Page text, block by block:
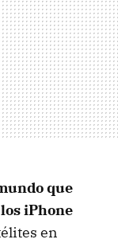
que
iPhone
en